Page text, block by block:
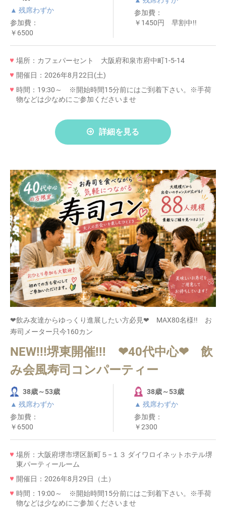
▲ 残席わずか
参加費：
￥6500
参加費：
￥1450円 早割中!!
場所：カフェパーセント 大阪府和泉市府中町1-5-14
開催日：2026年8月22日(土)
時間：19:30～ ※開始時間15分前にはご到着下さい。※手荷
物などは少なめにご参加くださいませ
詳細を見る
❤飲み友達からゆっくり進展したい方必見❤ MAX80名様!! お
寿司メーター只今160カン
NEW!!!堺東開催!!! ❤40代中心❤ 飲
み会風寿司コンパーティー
38歳～53歳
▲ 残席わずか
参加費：
￥6500
38歳～53歳
▲ 残席わずか
参加費：
￥2300
場所：大阪府堺市堺区新町５−１３ ダイワロイネットホテル堺
東パーティールーム
開催日：2026年8月29日（土）
時間：19:00～ ※開始時間15分前にはご到着下さい。※手荷
物などは少なめにご参加くださいませ